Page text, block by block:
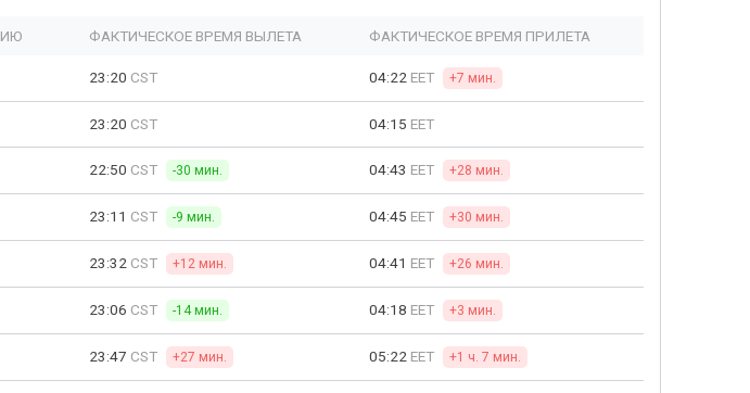
ФАКТИЧЕСКОЕ ВРЕМЯ ВЫЛЕТА ФАКТИЧЕСКОЕ ВРЕМЯ ПРИЛЕТА
23:20 CST 04:22 EET +7 мин.
23:20 CST 04:15 EET
22:50 CST -30 мин. 04:43 EET +28 мин.
23:11 CST -9 мин. 04:45 EET +30 мин.
23:32 CST +12 мин. 04:41 EET +26 мин.
23:06 CST -14 мин. 04:18 EET +3 мин.
23:47 CST +27 мин. 05:22 EET +1 ч. 7 мин.